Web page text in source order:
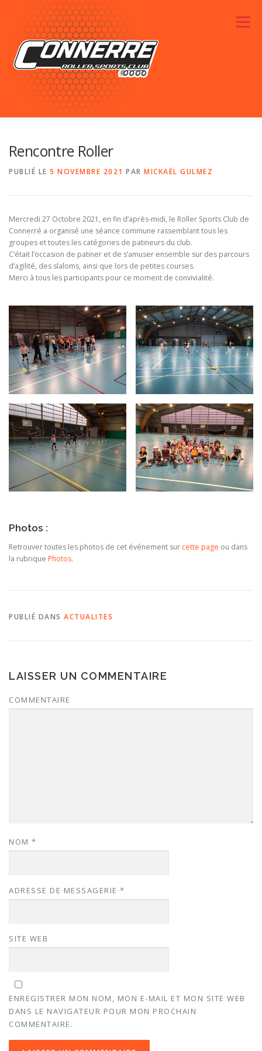
Aller au contenu
Menu
Rencontre Roller
PUBLIÉ LE 5 NOVEMBRE 2021 PAR MICKAËL GULMEZ
Mercredi 27 Octobre 2021, en fin d’après-midi, le Roller Sports Club de
Connerré a organisé une séance commune rassemblant tous les
groupes et toutes les catégories de patineurs du club.
C’était l’occasion de patiner et de s’amuser ensemble sur des parcours
d’agilité, des slaloms, ainsi que lors de petites courses.
Merci à tous les participants pour ce moment de convivialité.
Photos :
Retrouver toutes les photos de cet événement sur cette page ou dans
la rubrique Photos.
PUBLIÉ DANS ACTUALITES
LAISSER UN COMMENTAIRE
COMMENTAIRE
NOM *
ADRESSE DE MESSAGERIE *
SITE WEB
ENREGISTRER MON NOM, MON E-MAIL ET MON SITE WEB
DANS LE NAVIGATEUR POUR MON PROCHAIN
COMMENTAIRE.